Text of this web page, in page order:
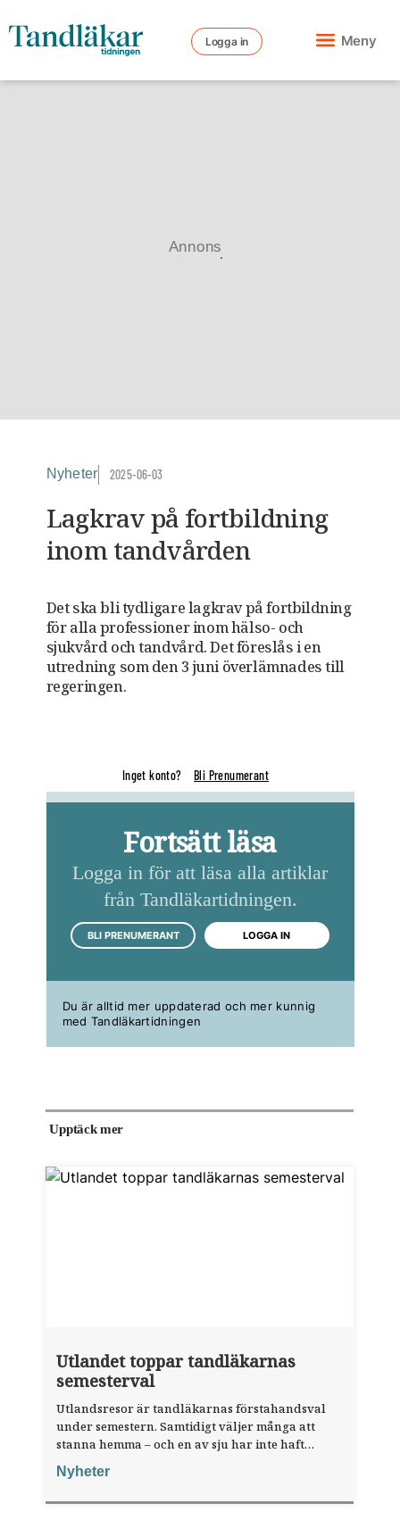
Logga in Meny
Annons
Nyheter 2025-06-03
Lagkrav på fortbildning
inom tandvården
Det ska bli tydligare lagkrav på fortbildning
för alla professioner inom hälso- och
sjukvård och tandvård. Det föreslås i en
utredning som den 3 juni överlämnades till
regeringen.
Inget konto? Bli Prenumerant
Fortsätt läsa
Logga in för att läsa alla artiklar
från Tandläkartidningen.
BLI PRENUMERANT LOGGA IN
Du är alltid mer uppdaterad och mer kunnig
med Tandläkartidningen
Upptäck mer
Utlandet toppar tandläkarnas
semesterval
Utlandsresor är tandläkarnas förstahandsval
under semestern. Samtidigt väljer många att
stanna hemma – och en av sju har inte haft
någon sommarledighet alls, enligt "månadens
fråga".
Nyheter